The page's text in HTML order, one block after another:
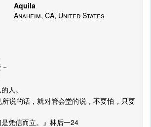
Aquila
Anaheim, CA, United States
人。
所说的话，就对管会堂的说，不要怕，只要
们是凭信而立。』林后一24